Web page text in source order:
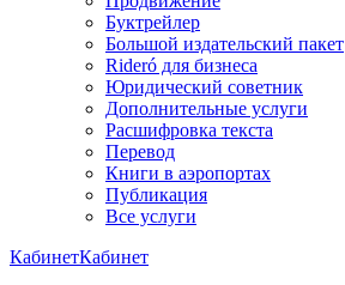
Буктрейлер
Большой издательский пакет
Rideró для бизнеса
Юридический советник
Дополнительные услуги
Расшифровка текста
Перевод
Книги в аэропортах
Публикация
Все услуги
КабинетКабинет